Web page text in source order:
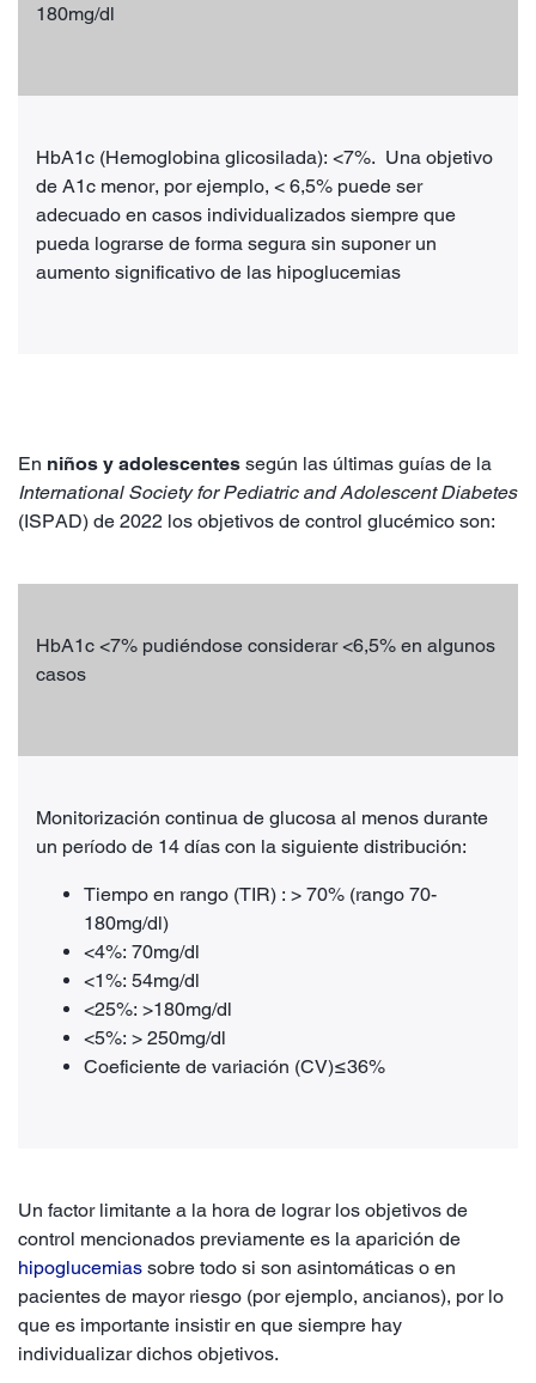
180mg/dl
HbA1c (Hemoglobina glicosilada): <7%. Una objetivo
de A1c menor, por ejemplo, < 6,5% puede ser
adecuado en casos individualizados siempre que
pueda lograrse de forma segura sin suponer un
aumento significativo de las hipoglucemias
En niños y adolescentes según las últimas guías de la
International Society for Pediatric and Adolescent Diabetes
(ISPAD) de 2022 los objetivos de control glucémico son:
HbA1c <7% pudiéndose considerar <6,5% en algunos
casos
Monitorización continua de glucosa al menos durante
un período de 14 días con la siguiente distribución:
Tiempo en rango (TIR) : > 70% (rango 70-
180mg/dl)
<4%: 70mg/dl
<1%: 54mg/dl
<25%: >180mg/dl
<5%: > 250mg/dl
Coeficiente de variación (CV)≤36%
Un factor limitante a la hora de lograr los objetivos de
control mencionados previamente es la aparición de
hipoglucemias sobre todo si son asintomáticas o en
pacientes de mayor riesgo (por ejemplo, ancianos), por lo
que es importante insistir en que siempre hay
individualizar dichos objetivos.